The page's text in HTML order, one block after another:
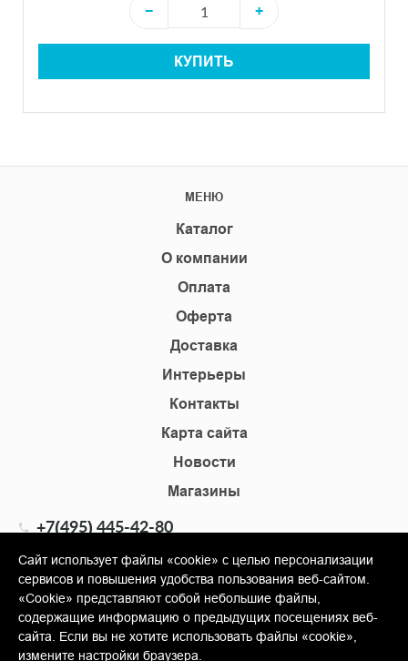
−
+
КУПИТЬ
МЕНЮ
Каталог
О компании
Оплата
Оферта
Доставка
Интерьеры
Контакты
Карта сайта
Новости
Магазины
+7(495) 445-42-80
info@shopkm.ru
© Copyright 2013-2026 KERAMA MARAZZI, ООО «Гамма
Керамика»
Сайт использует файлы «cookie» с целью персонализации
сервисов и повышения удобства пользования веб-сайтом.
«Cookie» представляют собой небольшие файлы,
содержащие информацию о предыдущих посещениях веб-
сайта. Если вы не хотите использовать файлы «cookie»,
измените настройки браузера.